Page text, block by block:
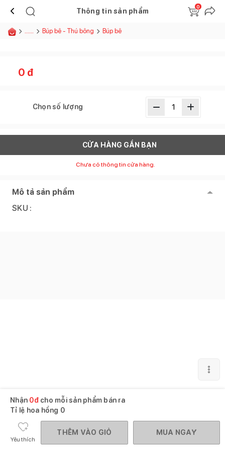
Thông tin sản phẩm
0
...... Búp bê - Thú bông Búp bê
0 đ
Chọn số lượng
CỬA HÀNG GẦN BẠN
Chưa có thông tin cửa hàng.
Mô tả sản phẩm
SKU :
Nhận 0đcho mỗi sản phẩm bán ra
Tỉ lệ hoa hồng 0
Yêu thích
THÊM VÀO GIỎ MUA NGAY